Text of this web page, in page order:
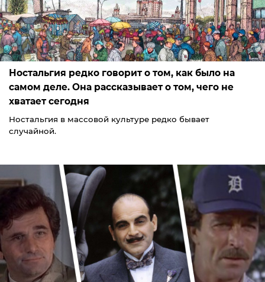
Ностальгия редко говорит о том, как было на
самом деле. Она рассказывает о том, чего не
хватает сегодня
Ностальгия в массовой культуре редко бывает
случайной.